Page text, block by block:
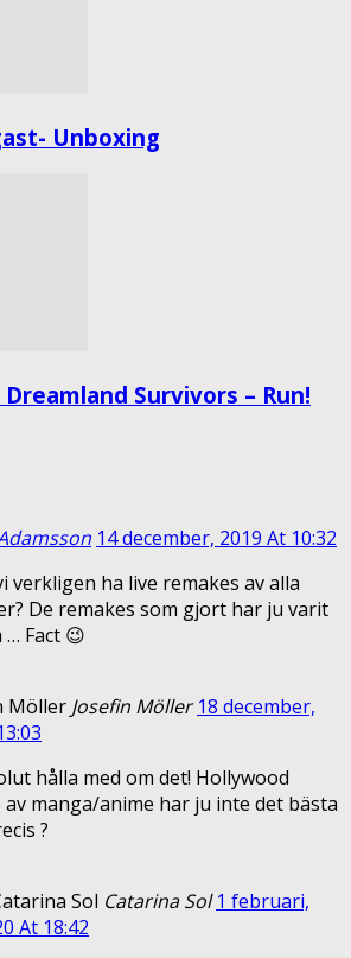
Unboxing
Survivors – Run!
14 december, 2019 At 10:32
verkligen ha live remakes av alla
De remakes som gjort har ju varit
Fact 😉
Josefin Möller 18 december,
hålla med om det! Hollywood
av manga/anime har ju inte det bästa
?
Catarina Sol 1 februari,
At 18:42